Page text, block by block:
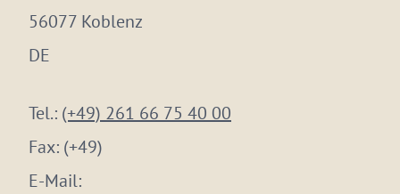
56077 Koblenz
DE
Tel.: (+49) 261 66 75 40 00
Fax: (+49)
E-Mail: